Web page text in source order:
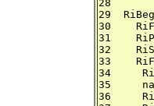
28
29
30
31
32
33
34
35
36